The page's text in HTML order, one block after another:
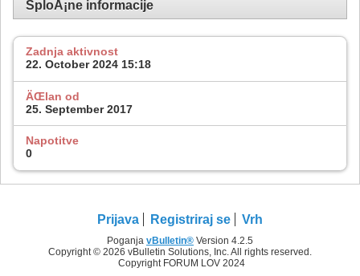
SploÅ¡ne informacije
Zadnja aktivnost
22. October 2024 15:18
ÄŒlan od
25. September 2017
Napotitve
0
Prijava Registriraj se Vrh
Poganja vBulletin® Version 4.2.5
Copyright © 2026 vBulletin Solutions, Inc. All rights reserved.
Copyright FORUM LOV 2024